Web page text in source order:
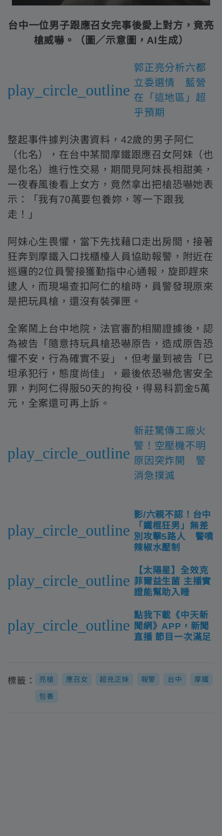
台中一位男子跟應召女完事後愛上對方，竟亮
槍威嚇。（圖／示意圖，AI生成）
play_circle_outline
郭正亮分析六都
立委選情 藍營
在「這地區」超
乎預期
整起事件據判決書資料，42歲的男子阿仁
（化名），在台中某間摩鐵跟應召女阿妹（也
是化名）進行性交易，期間見阿妹長相甜美，
一夜春風後看上女方，竟然拿出把槍恐嚇她表
示：「我有70萬要包養妳，等一下跟我
走！」
阿妹心生畏懼，當下先找藉口走出房間，接著
狂奔到摩鐵入口找櫃檯人員協助報警，附近在
巡邏的2位員警接獲勤指中心通報，旋即趕來
逮人，而現場查扣阿仁的槍時，員警發現原來
是把玩具槍，還沒有裝彈匣。
全案鬧上台中地院，法官審酌相關證據後，認
為被告「隨意持玩具槍恐嚇原告，造成原告恐
懼不安，行為確實不妥」，但考量到被告「已
坦承犯行，態度尚佳」，最後依恐嚇危害安全
罪，判阿仁得服50天的拘役，得易科罰金5萬
元，全案還可再上訴。
play_circle_outline
新莊驚傳工廠火
警！空壓機不明
原因突炸開 警
消急撲滅
play_circle_outline
影/六親不認！台中
「鐵棍狂男」無差
別攻擊5路人 警噴
辣椒水壓制
play_circle_outline
【太陽星】全效克
菲爾益生菌 主播實
證能幫助入睡
play_circle_outline
點我下載《中天新
聞網》APP，新聞
直播 節目一次滿足
標籤： 亮槍 應召女 超兇正妹 報警 台中 摩鐵
包養